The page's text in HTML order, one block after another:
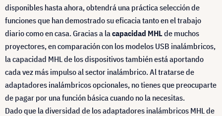
disponibles hasta ahora, obtendrá una práctica selección de
funciones que han demostrado su eficacia tanto en el trabajo
diario como en casa. Gracias a la capacidad MHLde muchos
proyectores, en comparación con los modelos USB inalámbricos,
la capacidad MHL de los dispositivos también está aportando
cada vez más impulso al sector inalámbrico. Al tratarse de
adaptadores inalámbricos opcionales, no tienes que preocuparte
de pagar por una función básica cuando no la necesitas.
Dado que la diversidad de los adaptadores inalámbricos MHL de